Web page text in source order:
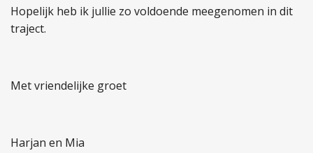
Hopelijk heb ik jullie zo voldoende meegenomen in dit
traject.
Met vriendelijke groet
Harjan en Mia